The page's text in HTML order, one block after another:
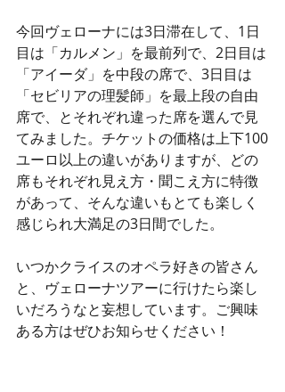
今回ヴェローナには3日滞在して、1日
目は「カルメン」を最前列で、2日目は
「アイーダ」を中段の席で、3日目は
「セビリアの理髪師」を最上段の自由
席で、とそれぞれ違った席を選んで見
てみました。チケットの価格は上下100
ユーロ以上の違いがありますが、どの
席もそれぞれ見え方・聞こえ方に特徴
があって、そんな違いもとても楽しく
感じられ大満足の3日間でした。
いつかクライスのオペラ好きの皆さん
と、ヴェローナツアーに行けたら楽し
いだろうなと妄想しています。ご興味
ある方はぜひお知らせください！